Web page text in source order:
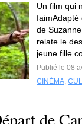
Un film qui
faimAdapté
de
relate le
jeune fille
Publié le 08
CINÉMA,
de